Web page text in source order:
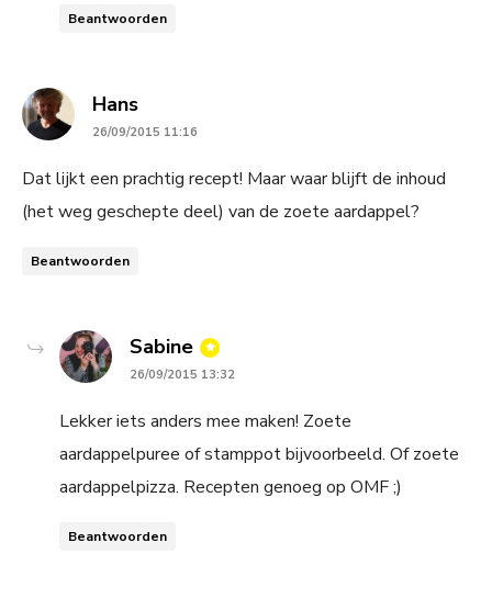
Beantwoorden
Hanssays:
26/09/2015 11:16
Dat lijkt een prachtig recept! Maar waar blijft de inhoud
(het weg geschepte deel) van de zoete aardappel?
Beantwoorden
Sabine says:
26/09/2015 13:32
Lekker iets anders mee maken! Zoete
aardappelpuree of stamppot bijvoorbeeld. Of zoete
aardappelpizza. Recepten genoeg op OMF ;)
Beantwoorden